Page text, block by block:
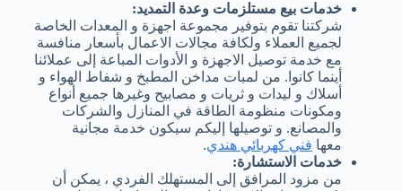
خدمات بيع مستلزمات وعدة التمديد:
شركتنا تقوم بتوفير مجموعة اجهزة و المعدات الخاصة
لجميع العملاء ولكافة مجالات الاعمال بأسعار منافسة
مع خدمة توصيل الاجهزة و الأدوات المباعة إلى عملائنا
أينما كانوا. من لمبات مداخن المطبخ و شفاط الهواء و
أسلاك و ليدات و ثريات و مصابيح وغيرها جميع أنواع
ومكونات منظومة الطاقة في المنازل والشركات
والمصانع. و توصيلها إليكم سيكون خدمة مجانية
معها فني كهربائي هندي.
خدمات الاستشارة:
من مزود المرافق إلى المستهلك الفردي ، يمكن أن